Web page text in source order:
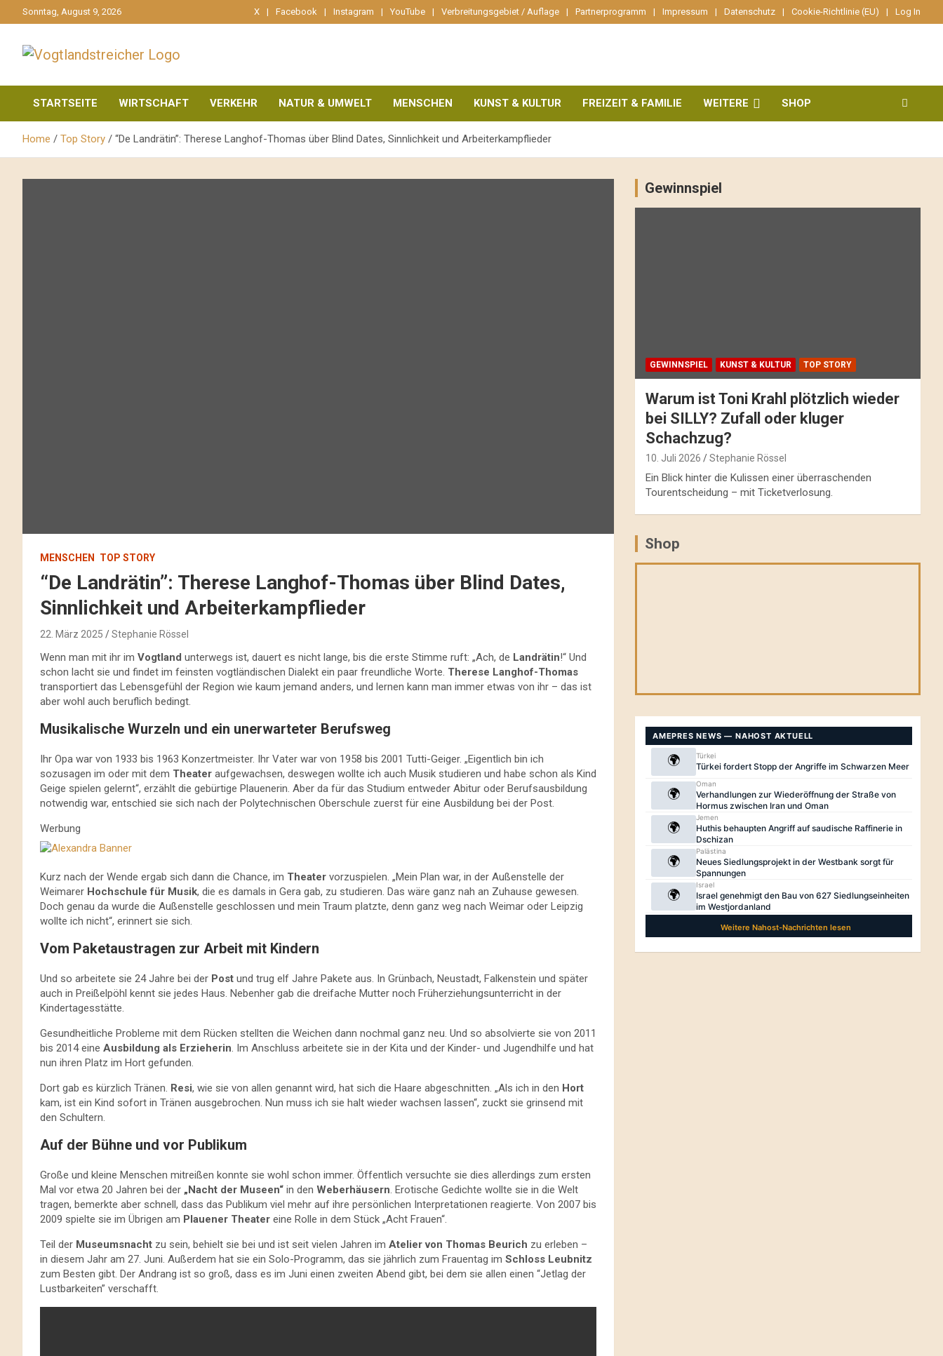
zum
Sonntag, August 9, 2026 X Facebook Instagram YouTube Verbreitungsgebiet / Auflage Partnerprogramm Impressum Datenschutz Cookie-Richtlinie (EU) Log In
Vogtlandstreicher
STARTSEITE WIRTSCHAFT VERKEHR NATUR & UMWELT MENSCHEN KUNST & KULTUR FREIZEIT & FAMILIE WEITERE SHOP
Home Top Story “De Landrätin”: Therese Langhof-Thomas über Blind Dates, Sinnlichkeit und Arbeiterkampflieder
MENSCHEN TOP STORY
“De Landrätin”: Therese Langhof-Thomas über Blind Dates,
Sinnlichkeit und Arbeiterkampflieder
22. März 2025 Stephanie Rössel
Wenn man mit ihr im Vogtland unterwegs ist, dauert es nicht lange, bis die erste Stimme ruft: „Ach, de Landrätin!“ Und
schon lacht sie und findet im feinsten vogtländischen Dialekt ein paar freundliche Worte. Therese Langhof-Thomas
transportiert das Lebensgefühl der Region wie kaum jemand anders, und lernen kann man immer etwas von ihr – das ist
aber wohl auch beruflich bedingt.
Musikalische Wurzeln und ein unerwarteter Berufsweg
Ihr Opa war von 1933 bis 1963 Konzertmeister. Ihr Vater war von 1958 bis 2001 Tutti-Geiger. „Eigentlich bin ich
sozusagen im oder mit dem Theater aufgewachsen, deswegen wollte ich auch Musik studieren und habe schon als Kind
Geige spielen gelernt“, erzählt die gebürtige Plauenerin. Aber da für das Studium entweder Abitur oder Berufsausbildung
notwendig war, entschied sie sich nach der Polytechnischen Oberschule zuerst für eine Ausbildung bei der Post.
Werbung
Kurz nach der Wende ergab sich dann die Chance, im Theater vorzuspielen. „Mein Plan war, in der Außenstelle der
Weimarer Hochschule für Musik, die es damals in Gera gab, zu studieren. Das wäre ganz nah an Zuhause gewesen.
Doch genau da wurde die Außenstelle geschlossen und mein Traum platzte, denn ganz weg nach Weimar oder Leipzig
wollte ich nicht“, erinnert sie sich.
Vom Paketaustragen zur Arbeit mit Kindern
Und so arbeitete sie 24 Jahre bei der Post und trug elf Jahre Pakete aus. In Grünbach, Neustadt, Falkenstein und später
auch in Preißelpöhl kennt sie jedes Haus. Nebenher gab die dreifache Mutter noch Früherziehungsunterricht in der
Kindertagesstätte.
Gesundheitliche Probleme mit dem Rücken stellten die Weichen dann nochmal ganz neu. Und so absolvierte sie von 2011
bis 2014 eine Ausbildung als Erzieherin. Im Anschluss arbeitete sie in der Kita und der Kinder- und Jugendhilfe und hat
nun ihren Platz im Hort gefunden.
Dort gab es kürzlich Tränen. Resi, wie sie von allen genannt wird, hat sich die Haare abgeschnitten. „Als ich in den Hort
kam, ist ein Kind sofort in Tränen ausgebrochen. Nun muss ich sie halt wieder wachsen lassen“, zuckt sie grinsend mit
den Schultern.
Auf der Bühne und vor Publikum
Große und kleine Menschen mitreißen konnte sie wohl schon immer. Öffentlich versuchte sie dies allerdings zum ersten
Mal vor etwa 20 Jahren bei der „Nacht der Museen“ in den Weberhäusern. Erotische Gedichte wollte sie in die Welt
tragen, bemerkte aber schnell, dass das Publikum viel mehr auf ihre persönlichen Interpretationen reagierte. Von 2007 bis
2009 spielte sie im Übrigen am Plauener Theater eine Rolle in dem Stück „Acht Frauen“.
Teil der Museumsnacht zu sein, behielt sie bei und ist seit vielen Jahren im Atelier von Thomas Beurich zu erleben –
in diesem Jahr am 27. Juni. Außerdem hat sie ein Solo-Programm, das sie jährlich zum Frauentag im Schloss Leubnitz
zum Besten gibt. Der Andrang ist so groß, dass es im Juni einen zweiten Abend gibt, bei dem sie allen einen “Jetlag der
Lustbarkeiten” verschafft.
Gewinnspiel
GEWINNSPIEL KUNST & KULTUR TOP STORY
Warum ist Toni Krahl plötzlich wieder
bei SILLY? Zufall oder kluger
Schachzug?
10. Juli 2026 Stephanie Rössel
Ein Blick hinter die Kulissen einer überraschenden
Tourentscheidung – mit Ticketverlosung.
Shop